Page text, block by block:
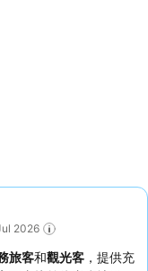
2026
旅客和觀光客 ，提供充